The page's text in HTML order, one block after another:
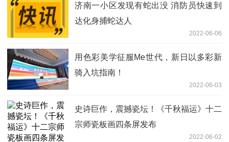
济南一小区发现有蛇出没 消防员快速到
达化身捕蛇达人
2022-06-06
用色彩美学征服Me世代，新日以多彩新
骑入坑指南！
2022-06-03
史诗巨作，震撼瓷坛！《千秋福运》十二
宗师瓷板画四条屏发布
2022-06-02